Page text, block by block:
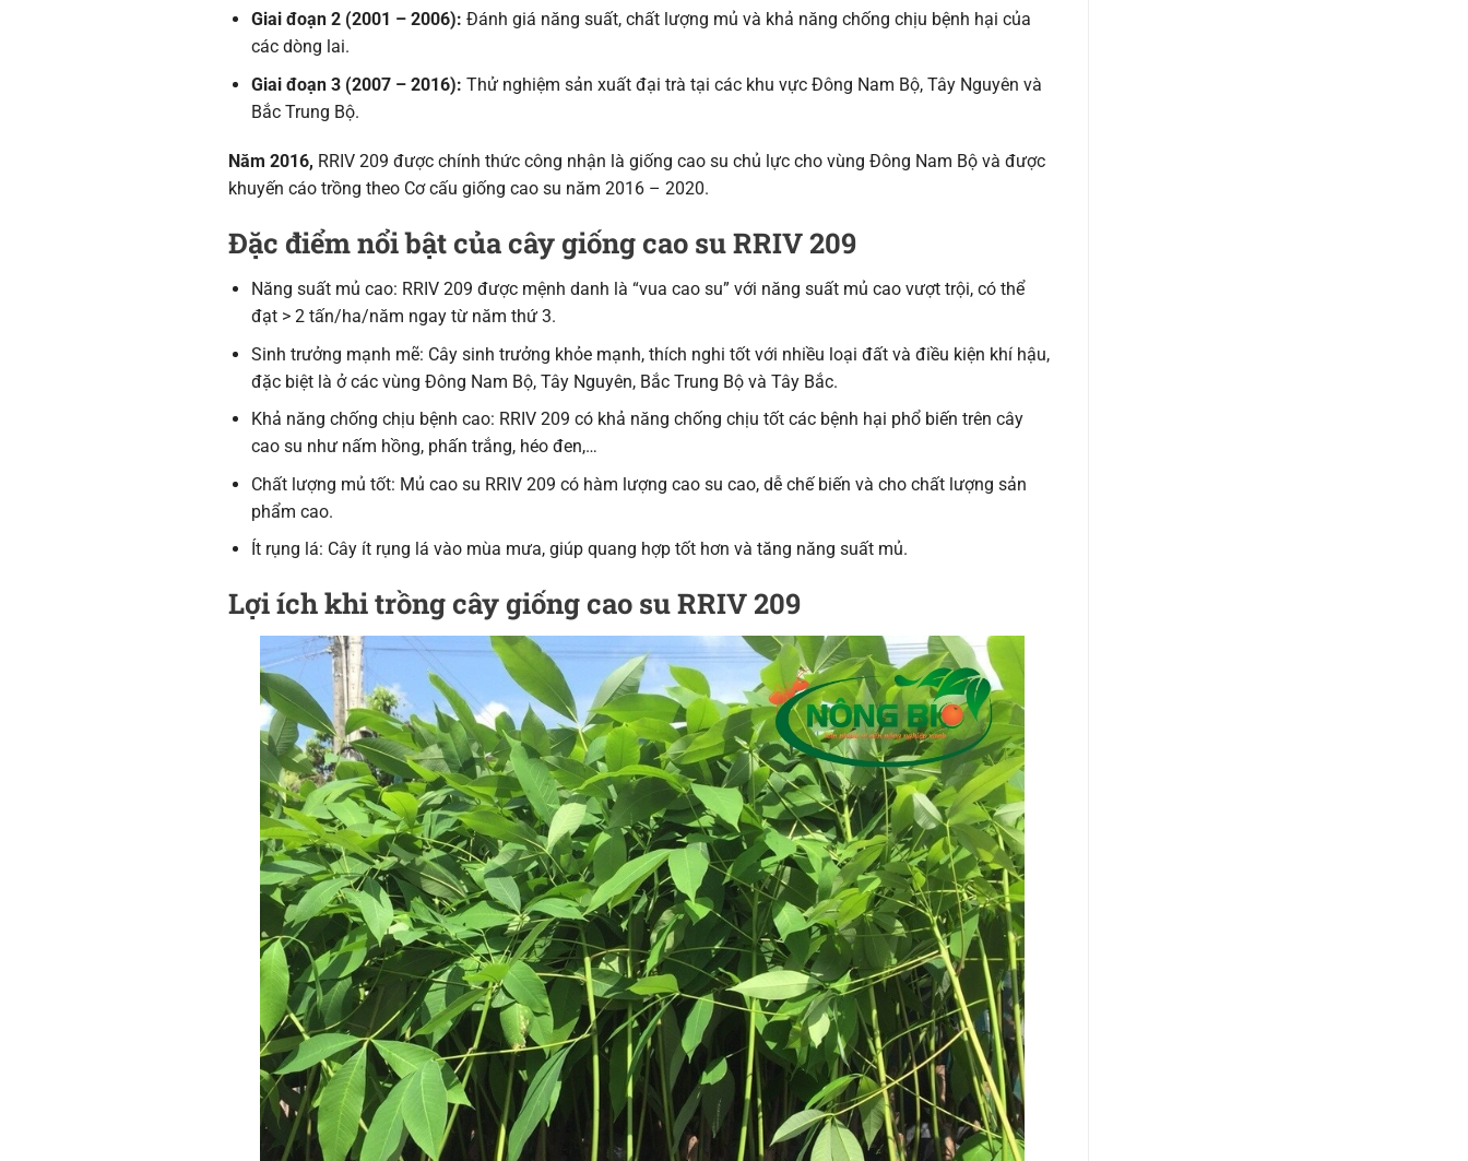
Giai đoạn 2 (2001 – 2006): Đánh giá năng suất, chất lượng mủ và khả năng chống chịu bệnh hại của
các dòng lai.
Giai đoạn 3 (2007 – 2016): Thử nghiệm sản xuất đại trà tại các khu vực Đông Nam Bộ, Tây Nguyên và
Bắc Trung Bộ.
Năm 2016, RRIV 209 được chính thức công nhận là giống cao su chủ lực cho vùng Đông Nam Bộ và được
khuyến cáo trồng theo Cơ cấu giống cao su năm 2016 – 2020.
Đặc điểm nổi bật của cây giống cao su RRIV 209
Năng suất mủ cao: RRIV 209 được mệnh danh là “vua cao su” với năng suất mủ cao vượt trội, có thể
đạt > 2 tấn/ha/năm ngay từ năm thứ 3.
Sinh trưởng mạnh mẽ: Cây sinh trưởng khỏe mạnh, thích nghi tốt với nhiều loại đất và điều kiện khí hậu,
đặc biệt là ở các vùng Đông Nam Bộ, Tây Nguyên, Bắc Trung Bộ và Tây Bắc.
Khả năng chống chịu bệnh cao: RRIV 209 có khả năng chống chịu tốt các bệnh hại phổ biến trên cây
cao su như nấm hồng, phấn trắng, héo đen,…
Chất lượng mủ tốt: Mủ cao su RRIV 209 có hàm lượng cao su cao, dễ chế biến và cho chất lượng sản
phẩm cao.
Ít rụng lá: Cây ít rụng lá vào mùa mưa, giúp quang hợp tốt hơn và tăng năng suất mủ.
Lợi ích khi trồng cây giống cao su RRIV 209